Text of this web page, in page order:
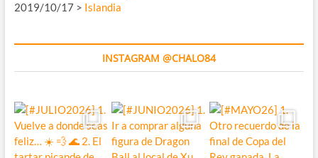
2019/10/17 > Islandia
INSTAGRAM @CHALO84